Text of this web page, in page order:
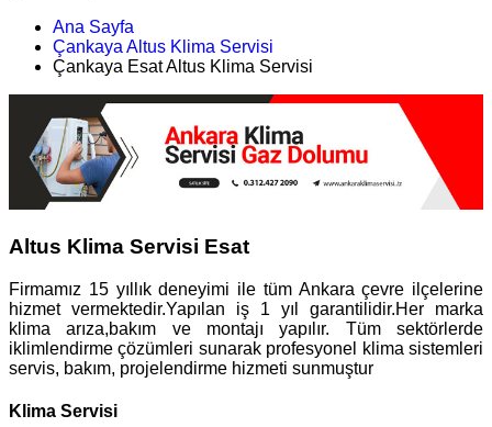
Ana Sayfa
Çankaya Altus Klima Servisi
Çankaya Esat Altus Klima Servisi
Altus Klima Servisi Esat
Firmamız 15 yıllık deneyimi ile tüm Ankara çevre ilçelerine
hizmet vermektedir.Yapılan iş 1 yıl garantilidir.Her marka
klima arıza,bakım ve montajı yapılır. Tüm sektörlerde
iklimlendirme çözümleri sunarak profesyonel klima sistemleri
servis, bakım, projelendirme hizmeti sunmuştur
Klima Servisi